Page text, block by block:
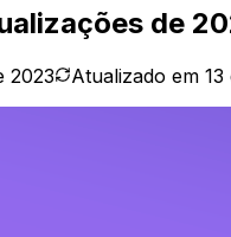
de
2023 Atualizado em